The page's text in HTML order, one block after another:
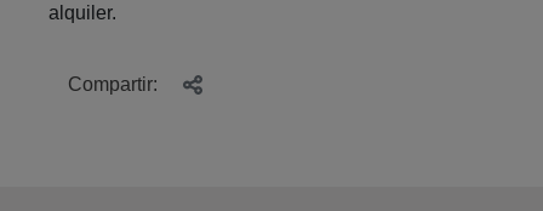
alquiler.
Compartir: